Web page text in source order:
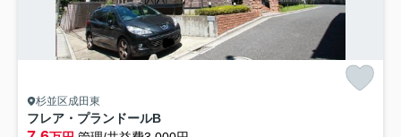
杉並区成田東
フレア・プランドールB